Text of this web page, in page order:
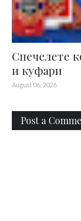
Спечелете
и куфари
August 06, 2026
Post a